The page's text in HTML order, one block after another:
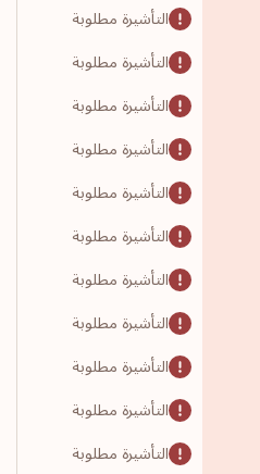
التأشيرة مطلوبة
التأشيرة مطلوبة
التأشيرة مطلوبة
التأشيرة مطلوبة
التأشيرة مطلوبة
التأشيرة مطلوبة
التأشيرة مطلوبة
التأشيرة مطلوبة
التأشيرة مطلوبة
التأشيرة مطلوبة
التأشيرة مطلوبة